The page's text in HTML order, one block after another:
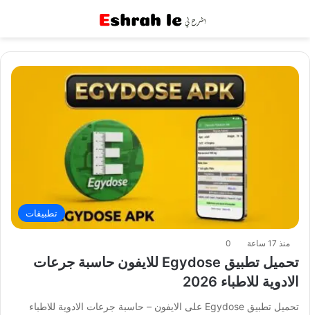
تطبيقات
منذ 17 ساعة 0
تحميل تطبيق Egydose للايفون حاسبة جرعات
الادوية للاطباء 2026
تحميل تطبيق Egydose على الايفون – حاسبة جرعات الادوية للاطباء